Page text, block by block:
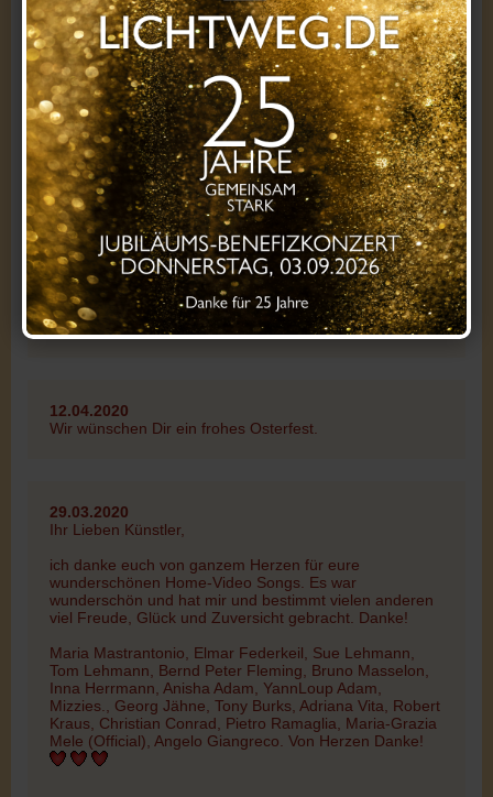
Auf den Fotos sollten die Betroffenen zu sehen sein, es
ist allerdings egal, ob von vorne, von hinten, von der
Seite o. ä.
Jeder, der uns ein Foto zur Verfügung stellt, wird hiermit
darauf hingewiesen, dass das Foto bei Instagram
und/oder Facebook veröffentlicht wird und dass auf die
E-Mail-Adresse Sandra, Candle und Lilie Zugriff haben.
Alle, die ein Foto zusenden, erklären sich automatisch
mit Zusendung des Fotos an die Lichtweg-E-Mail-
Adresse (foto@lichtweg.de) damit einverstanden.
Bei Fragen hierzu sind wir gerne in diesem Thema oder
auch per E-Mail für Euch da. Wir würden uns freuen,
wenn wir das Projekt mit Eurer Unterstützung
verwirklichen können.
Viele Grüße Sandra, Candle, Lilie und Sasha
12.04.2020
Wir wünschen Dir ein frohes Osterfest.
29.03.2020
Ihr Lieben Künstler,
ich danke euch von ganzem Herzen für eure
wunderschönen Home-Video Songs. Es war
wunderschön und hat mir und bestimmt vielen anderen
viel Freude, Glück und Zuversicht gebracht. Danke!
Maria Mastrantonio, Elmar Federkeil, Sue Lehmann,
Tom Lehmann, Bernd Peter Fleming, Bruno Masselon,
Inna Herrmann, Anisha Adam, YannLoup Adam,
Mizzies., Georg Jähne, Tony Burks, Adriana Vita, Robert
Kraus, Christian Conrad, Pietro Ramaglia, Maria-Grazia
Mele (Official), Angelo Giangreco. Von Herzen Danke!